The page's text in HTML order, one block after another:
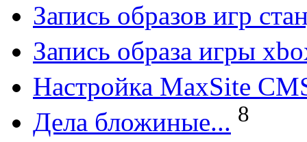
Запись образов игр
Запись образа игры
Настройка MaxSite
Дела бложиные... 8